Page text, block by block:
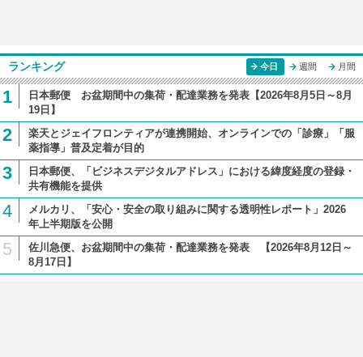
ランキング 今日 週間 月間
1
日本郵便 お盆期間中の集荷・配達業務を発表【2026年8月5日～8月
19日】
2
楽天とジェイフロンティアが連携開始、オンラインでの「診療」「服
薬指導」普及定着が目的
3
日本郵便、「ビジネスデジタルアドレス」における緯度経度の登録・
共有機能を提供
4
メルカリ、「安心・安全の取り組みに関する透明性レポート」2026
年上半期版を公開
5
佐川急便、お盆期間中の集荷・配達業務を発表 【2026年8月12日～
8月17日】